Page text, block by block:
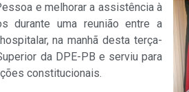
e melhorar a assistência à
durante uma reunião entre a
na manhã desta terça-
da DPE-PB e serviu para
constitucionais.